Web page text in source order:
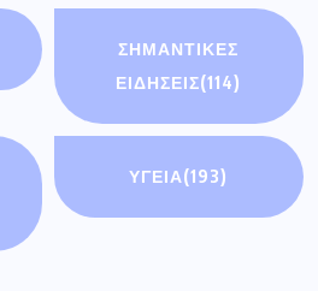
ΣΗΜΑΝΤΙΚΈΣ
ΕΙΔΉΣΕΙΣ(114)
ΥΓΕΙΑ(193)